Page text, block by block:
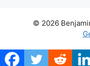
© 2026